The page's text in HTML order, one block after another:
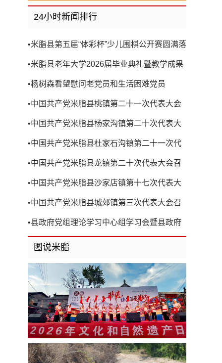
24小时新闻排行
•米脂县第五届“体彩杯”少儿围棋公开赛圆满落
•米脂县老年大学2026届毕业典礼暨教学成果
•杨树森看望慰问老党员和生活困难党员
•中国共产党米脂县桃镇第二十一次代表大会
•中国共产党米脂县杨家沟镇第二十次代表大
•中国共产党米脂县杜家石沟镇第二十一次代
•中国共产党米脂县龙镇第二十次代表大会召
•中国共产党米脂县沙家店镇第十七次代表大
•中国共产党米脂县城郊镇第三次代表大会召
•县政府党组理论学习中心组学习会暨县政府
第8次党组（扩大）会议召开
图说米脂